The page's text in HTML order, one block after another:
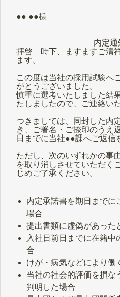
●● ●●様
内定通
拝啓 時下、ますますご清
ます。
この度は当社の採用試験へ
がとうございました。
慎重に選考いたしました結
たしましたので、ご連絡い
つきましては、同封した内
き、ご署名・ご捺印のうえ
日までに当社●●課へご返信
ただし、次のいずれかの事
を取り消しさせていただく
じめご了承ください。
内定承諾書を期日までに
場合
提出書類に虚偽があった
入社日前日までに在籍
合
けが・病気などにより働
当社の社会的評価を損な
判明した場合